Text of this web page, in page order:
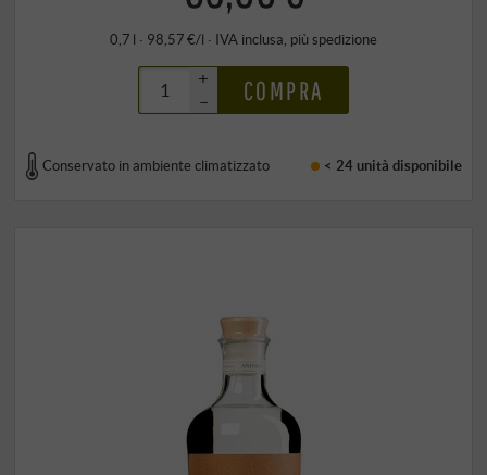
0,7 l · 98,57 €/l · IVA inclusa , più spedizione
+
–
COMPRA
Conservato in ambiente climatizzato < 24 unità disponibile